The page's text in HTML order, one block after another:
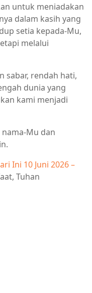
untuk meniadakan
dalam kasih yang
setia kepada-Mu,
melalui
sabar, rendah hati,
dunia yang
kami menjadi
Mu dan
Ini 10 Juni 2026 –
Tuhan